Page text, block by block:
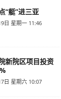
“艇”进三亚
日 星期一 11:46
新院区项目投资
日 星期六 10:07